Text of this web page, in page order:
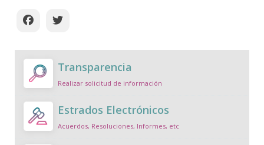
Transparencia
Realizar solicitud de información
Estrados Electrónicos
Acuerdos, Resoluciones, Informes, etc